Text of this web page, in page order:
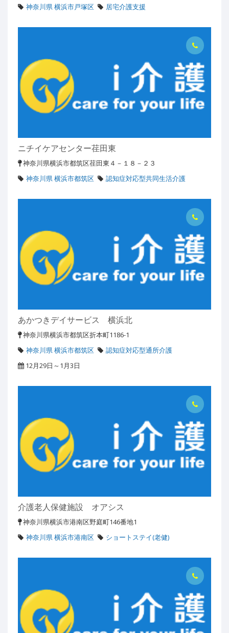
神奈川県 横浜市戸塚区
居宅介護支援
ニチイケアセンター荏田東
神奈川県横浜市都筑区荏田東４－１８－２３
神奈川県 横浜市都筑区
認知症対応型共同生活介護
あかつきデイサービス 横浜北
神奈川県横浜市都筑区折本町1186-1
神奈川県 横浜市都筑区
認知症対応型通所介護
12月29日～1月3日
介護老人保健施設 オアシス
神奈川県横浜市港南区野庭町146番地1
神奈川県 横浜市港南区
ショートステイ(老健)